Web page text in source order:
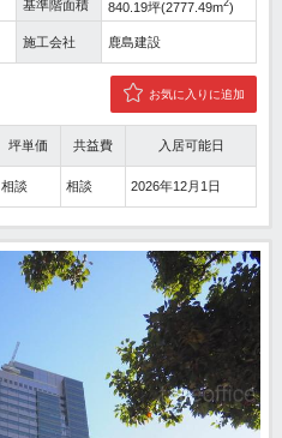
基準階面積 840.19坪(2777.49m2)
施工会社 鹿島建設
お気に入りに追加
坪単価 共益費 入居可能日
相談 相談 2026年12月1日